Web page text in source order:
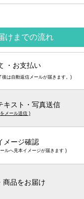
けまでの流れ
・お支払い
後は自動返信メールが届きます。)
キスト・写真送信
メール送信 )
メージ確認
ルへ見本イメージが届きます )
商品をお届け